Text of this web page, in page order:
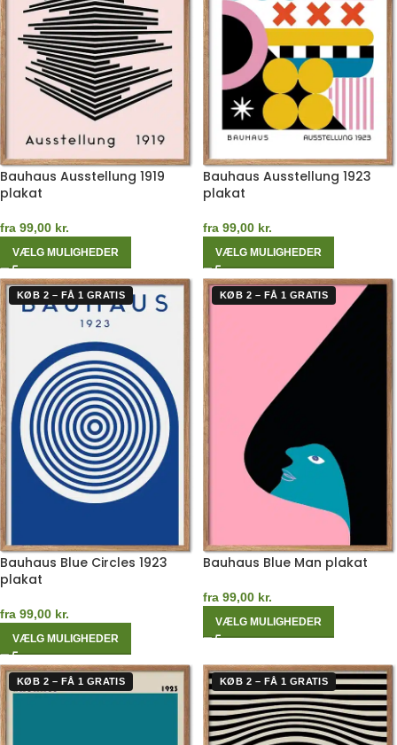
Bauhaus Ausstellung 1919
plakat
fra 99,00 kr.
VÆLG MULIGHEDER
Bauhaus Ausstellung 1923
plakat
fra 99,00 kr.
VÆLG MULIGHEDER
KØB 2 – FÅ 1 GRATIS
Bauhaus Blue Circles 1923
plakat
fra 99,00 kr.
VÆLG MULIGHEDER
KØB 2 – FÅ 1 GRATIS
Bauhaus Blue Man plakat
fra 99,00 kr.
VÆLG MULIGHEDER
KØB 2 – FÅ 1 GRATIS KØB 2 – FÅ 1 GRATIS